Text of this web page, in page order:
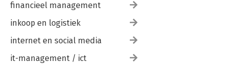
financieel management
inkoop en logistiek
internet en social media
it-management / ict